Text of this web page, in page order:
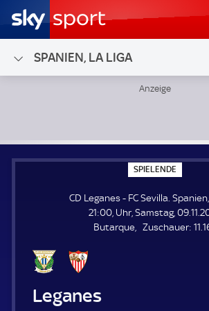
SPANIEN, LA LIGA
SPIELENDE
P
E
L
E
N
CD Leganes - FC Sevilla. Spanien,
21:00, Uhr, Samstag,
Butarque
Zuschauer: Z
CD Leganes